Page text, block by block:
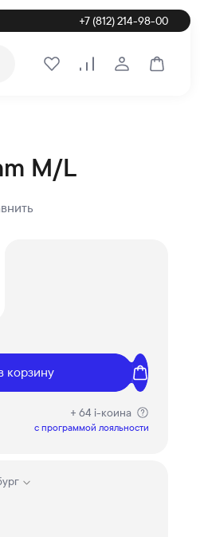
+7 (812) 214-98-00
ИзбранноеСравнениеВойти или
Корзина
M/L
официальном интернет-
корзину
+ 64 i-коина
c программой лояльности